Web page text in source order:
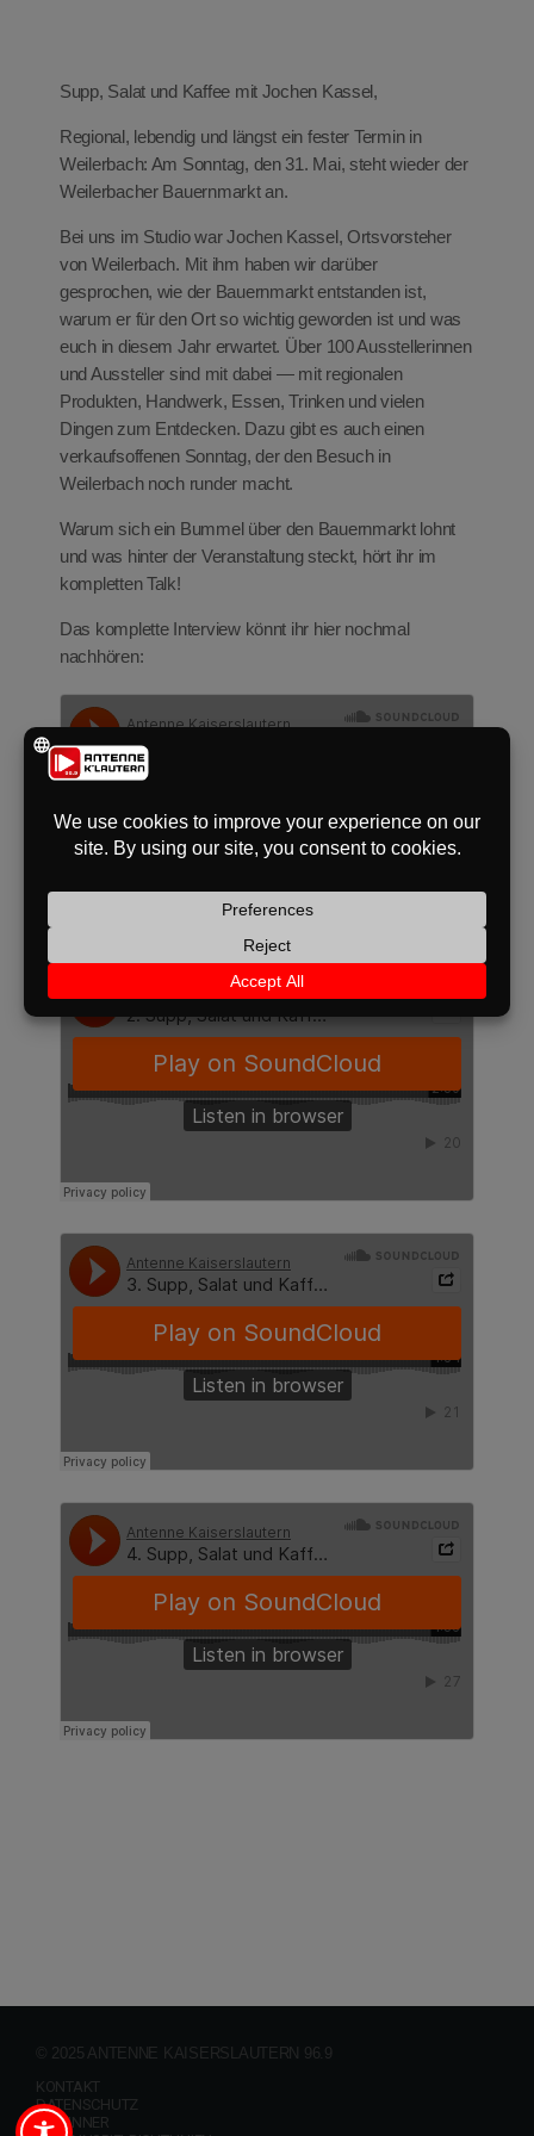
Supp, Salat und Kaffee mit Jochen Kassel,
Regional, lebendig und längst ein fester Termin in
Weilerbach: Am Sonntag, den 31. Mai, steht wieder der
Weilerbacher Bauernmarkt an.
Bei uns im Studio war Jochen Kassel, Ortsvorsteher
von Weilerbach. Mit ihm haben wir darüber
gesprochen, wie der Bauernmarkt entstanden ist,
warum er für den Ort so wichtig geworden ist und was
euch in diesem Jahr erwartet. Über 100 Ausstellerinnen
und Aussteller sind mit dabei — mit regionalen
Produkten, Handwerk, Essen, Trinken und vielen
Dingen zum Entdecken. Dazu gibt es auch einen
verkaufsoffenen Sonntag, der den Besuch in
Weilerbach noch runder macht.
Warum sich ein Bummel über den Bauernmarkt lohnt
und was hinter der Veranstaltung steckt, hört ihr im
kompletten Talk!
Das komplette Interview könnt ihr hier nochmal
nachhören:
© 2025 ANTENNE KAISERSLAUTERN 96.9
KONTAKT
DATENSCHUTZ
GEWINNER